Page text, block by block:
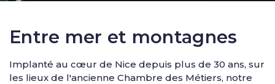
Entre mer et montagnes
Implanté au cœur de Nice depuis plus de 30 ans, sur
les lieux de l'ancienne Chambre des Métiers, notre